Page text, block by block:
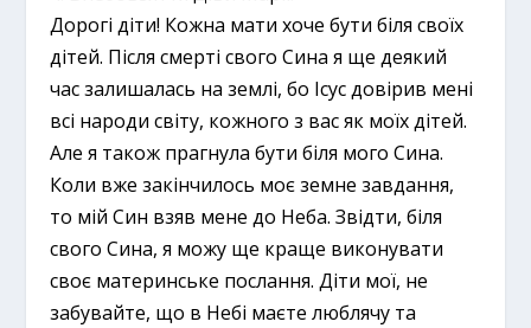
Дорогі діти! Кожна мати хоче бути біля своїх
дітей. Після смерті свого Сина я ще деякий
час залишалась на землі, бо Ісус довірив мені
всі народи світу, кожного з вас як моїх дітей.
Але я також прагнула бути біля мого Сина.
Коли вже закінчилось моє земне завдання,
то мій Син взяв мене до Неба. Звідти, біля
свого Сина, я можу ще краще виконувати
своє материнське послання. Діти мої, не
забувайте, що в Небі маєте люблячу та